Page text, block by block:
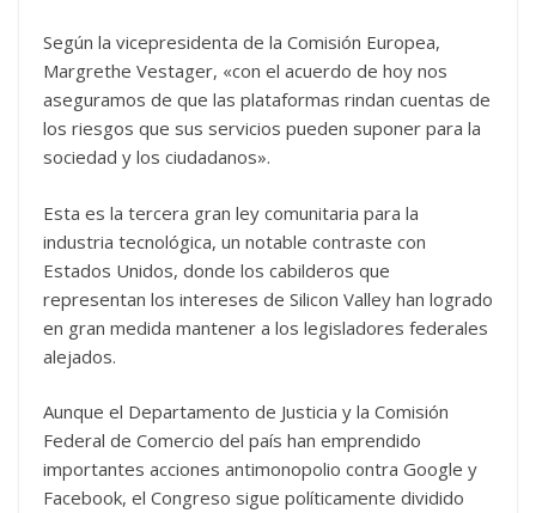
Según la vicepresidenta de la Comisión Europea,
Margrethe Vestager, «con el acuerdo de hoy nos
aseguramos de que las plataformas rindan cuentas de
los riesgos que sus servicios pueden suponer para la
sociedad y los ciudadanos».
Esta es la tercera gran ley comunitaria para la
industria tecnológica, un notable contraste con
Estados Unidos, donde los cabilderos que
representan los intereses de Silicon Valley han logrado
en gran medida mantener a los legisladores federales
alejados.
Aunque el Departamento de Justicia y la Comisión
Federal de Comercio del país han emprendido
importantes acciones antimonopolio contra Google y
Facebook, el Congreso sigue políticamente dividido